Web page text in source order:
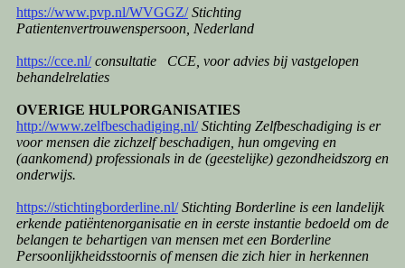
https://www.pvp.nl/WVGGZ/ Stichting
Patientenvertrouwenspersoon, Nederland
https://cce.nl/ consultatie CCE, voor advies bij vastgelopen
behandelrelaties
OVERIGE HULPORGANISATIES
http://www.zelfbeschadiging.nl/ Stichting Zelfbeschadiging is er
voor mensen die zichzelf beschadigen, hun omgeving en
(aankomend) professionals in de (geestelijke) gezondheidszorg en
onderwijs.
https://stichtingborderline.nl/ Stichting Borderline is een landelijk
erkende patiëntenorganisatie en in eerste instantie bedoeld om de
belangen te behartigen van mensen met een Borderline
Persoonlijkheidsstoornis of mensen die zich hier in herkennen